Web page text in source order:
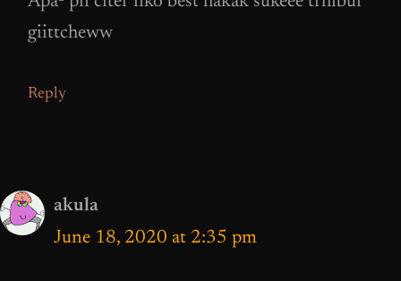
giittcheww
Reply
akula
June 18, 2020 at 2:35 pm